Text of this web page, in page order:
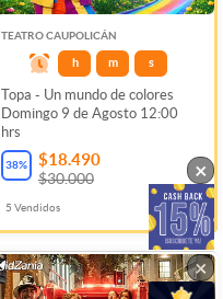
TEATRO CAUPOLICÁN
h m s
Topa - Un mundo de colores
Domingo 9 de Agosto 12:00
hrs
38% $18.490
$30.000
5 Vendidos
×
×